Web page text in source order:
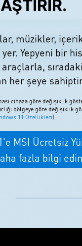
müzikler,
Yepyeni bir
her şeye
cihaza göre değişiklik
bölgeye göre değişiklik
11 Özellikleri).
MSI Ücretsiz
fazla bilgi